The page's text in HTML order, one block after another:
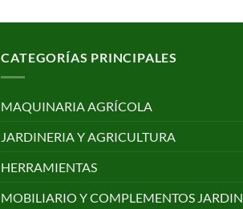
CATEGORÍAS PRINCIPALES
MAQUINARIA AGRÍCOLA
JARDINERIA Y AGRICULTURA
HERRAMIENTAS
MOBILIARIO Y COMPLEMENTOS JARDIN